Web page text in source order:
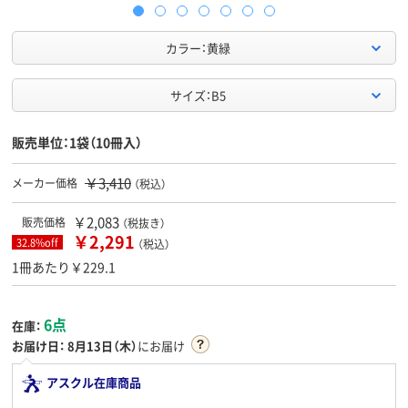
カラー：黄緑
サイズ：B5
販売単位：1袋（10冊入）
メーカー価格 ￥3,410 （税込）
販売価格 ￥2,083 （税抜き）
32.8%off ￥2,291 （税込）
1冊あたり￥229.1
在庫： 6点
お届け日： 8月13日（木）にお届け
アスクル在庫商品